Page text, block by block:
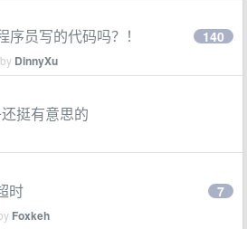
员写的代码吗？！
DinnyXu
140
挺有意思的
时
Foxkeh
7